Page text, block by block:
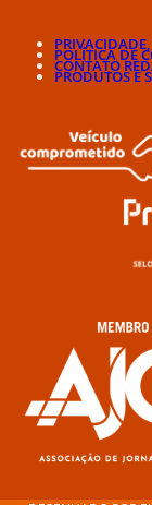
POLÍTICA DE
CONTATO
PRODUTOS E